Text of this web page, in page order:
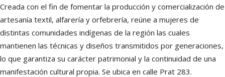
Creada con el fin de fomentar la producción y comercialización de
artesanía textil, alfarería y orfebrería, reúne a mujeres de
distintas comunidades indígenas de la región las cuales
mantienen las técnicas y diseños transmitidos por generaciones,
lo que garantiza su carácter patrimonial y la continuidad de una
manifestación cultural propia. Se ubica en calle Prat 283.